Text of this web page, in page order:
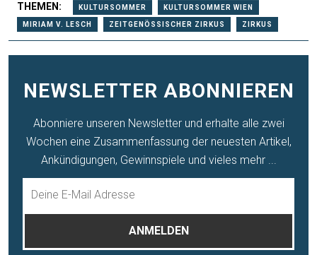
THEMEN: KULTURSOMMER KULTURSOMMER WIEN
MIRIAM V. LESCH ZEITGENÖSSISCHER ZIRKUS ZIRKUS
NEWSLETTER ABONNIEREN
Abonniere unseren Newsletter und erhalte alle zwei
Wochen eine Zusammenfassung der neuesten Artikel,
Ankündigungen, Gewinnspiele und vieles mehr ...